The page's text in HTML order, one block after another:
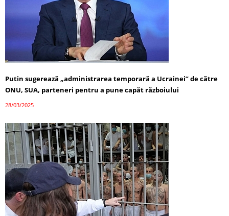
Putin sugerează „administrarea temporară a Ucrainei” de către
ONU, SUA, parteneri pentru a pune capăt războiului
28/03/2025